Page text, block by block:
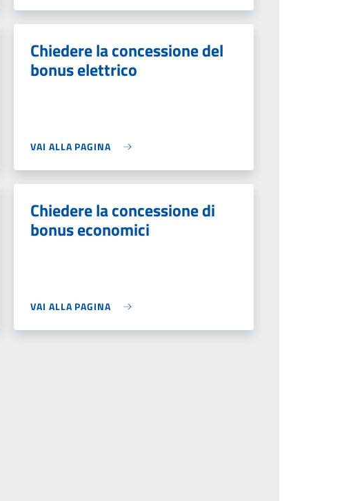
Chiedere la concessione del
bonus elettrico
VAI ALLA PAGINA
Chiedere la concessione di
bonus economici
VAI ALLA PAGINA